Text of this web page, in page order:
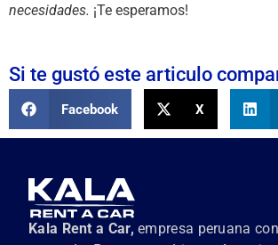
necesidades. ¡Te esperamos!
Si te gustó este articulo
Facebook X
Kala Rent a Car, empresa peruana